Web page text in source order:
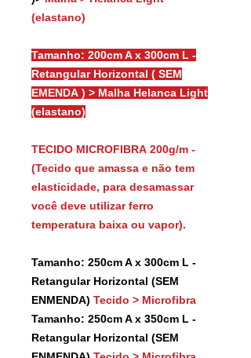
(elastano)
Tamanho: 200cm A x 300cm L -
Retangular Horizontal ( SEM
EMENDA ) > Malha Helanca Light
(elastano)
TECIDO MICROFIBRA 200g/m -
(Tecido que amassa e não tem
elasticidade, para desamassar
você deve utilizar ferro
temperatura baixa ou vapor).
Tamanho: 250cm A x 300cm L -
Retangular Horizontal (SEM
ENMENDA) Tecido > Microfibra
Tamanho: 250cm A x 350cm L -
Retangular Horizontal (SEM